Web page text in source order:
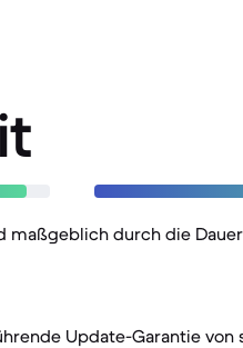
maßgeblich durch die
Update-Garantie von